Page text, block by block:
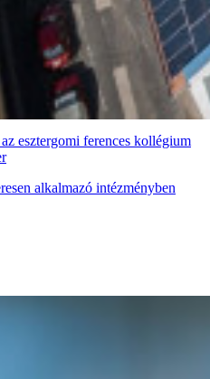
esztergomi ferences kollégium
alkalmazó intézményben